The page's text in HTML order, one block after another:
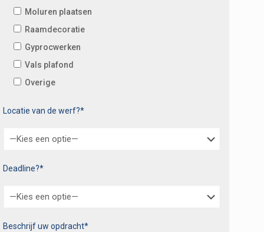
Moluren plaatsen
Raamdecoratie
Gyprocwerken
Vals plafond
Overige
Locatie van de werf?*
Deadline?*
Beschrijf uw opdracht*